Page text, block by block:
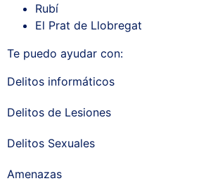
Rubí
El Prat de Llobregat
Te puedo ayudar con:
Delitos informáticos
Delitos de Lesiones
Delitos Sexuales
Amenazas